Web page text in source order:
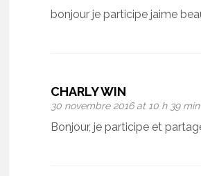
bonjour je participe jaime
CHARLY WIN
30 novembre 2016 at 10 h 39 min
Bonjour, je participe et